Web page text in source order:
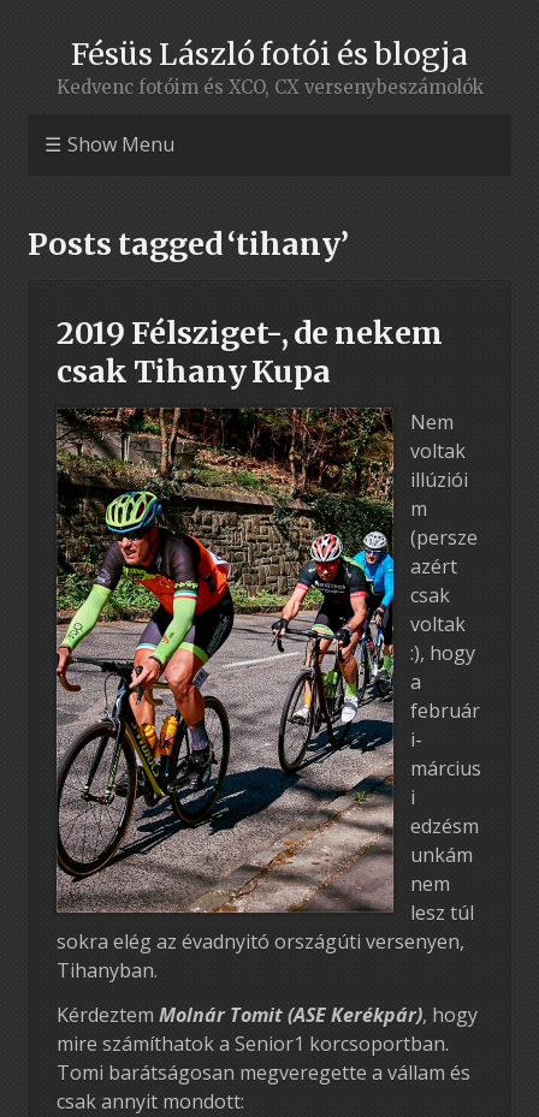
Fésüs László fotói és blogja
Kedvenc fotóim és XCO, CX versenybeszámolók
Show Menu
Posts tagged ‘tihany’
2019 Félsziget-, de nekem
csak Tihany Kupa
Nem
voltak
illúziói
m
(persze
azért
csak
voltak
:), hogy
a
február
i-
március
i
edzésm
unkám
nem
lesz túl
sokra elég az évadnyitó országúti versenyen,
Tihanyban.
Kérdeztem Molnár Tomit (ASE Kerékpár), hogy
mire számíthatok a Senior1 korcsoportban.
Tomi barátságosan megveregette a vállam és
csak annyit mondott: